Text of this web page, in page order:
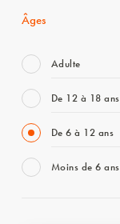
Âges
Adulte
De 12 à 18 ans
De 6 à 12 ans
Moins de 6 ans